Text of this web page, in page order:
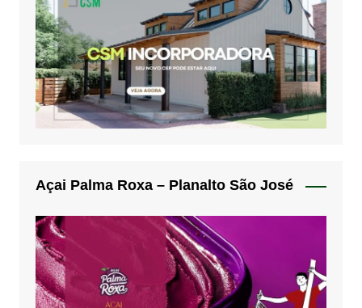
Açai Palma Roxa – Planalto São José